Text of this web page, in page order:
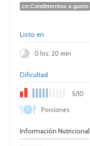
cn Condimentos a gusto
Listo en
0 hrs: 20 min
Dificultad
5/10
6 Porciones
Información Nutricional